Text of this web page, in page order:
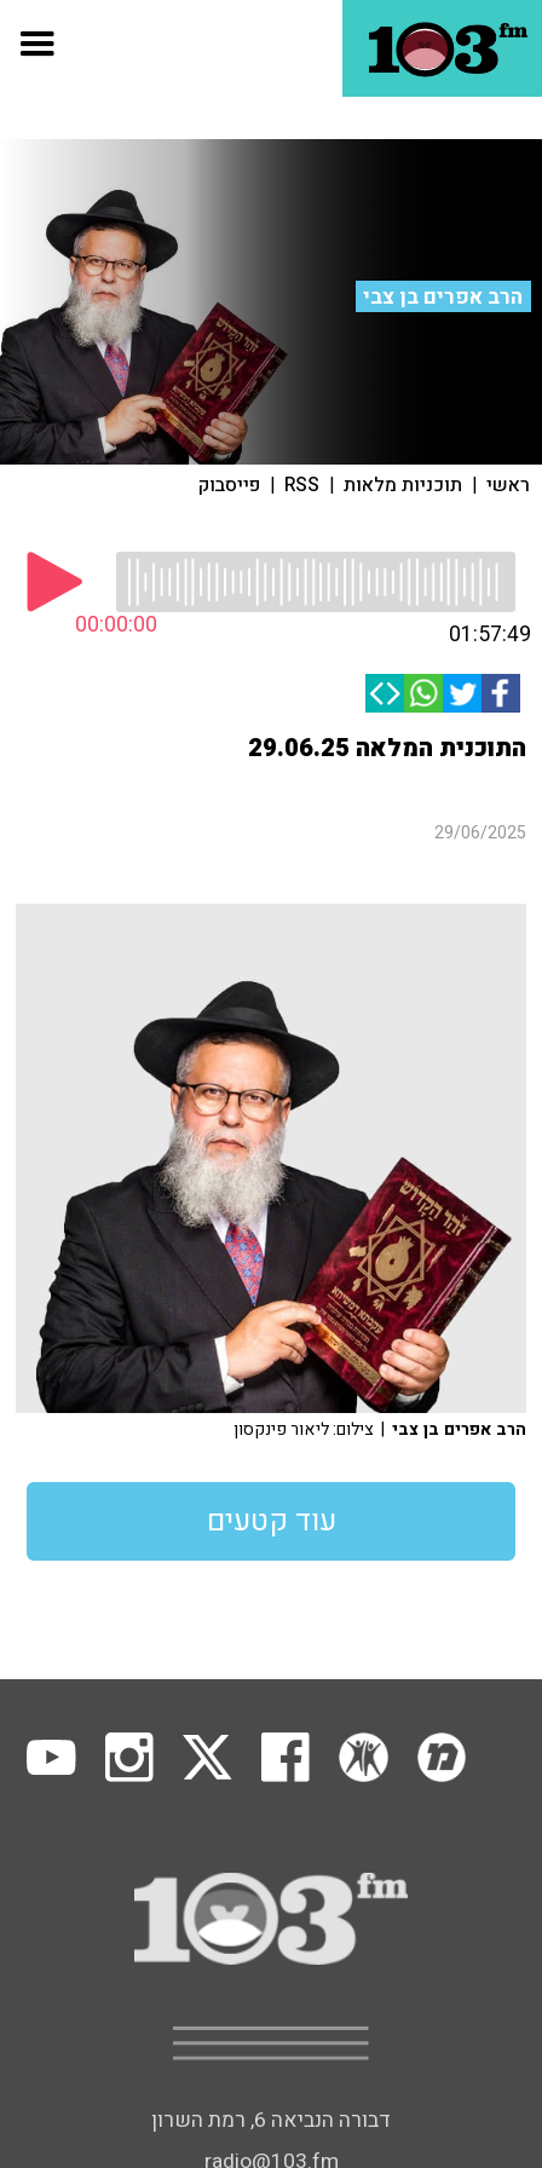
הרב אפרים בן צבי
ראשי | תוכניות מלאות |
RSS
| פייסבוק
00:00:00 01:57:49
התוכנית המלאה 29.06.25
29/06/2025
הרב אפרים בן צבי | צילום: ליאור פינקסון
עוד קטעים
דבורה הנביאה 6, רמת השרון
radio@103.fm